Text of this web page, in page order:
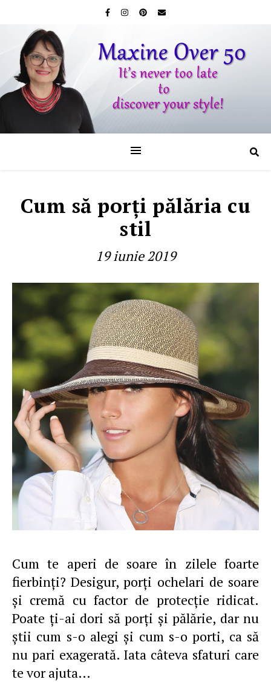
Cum să porți pălăria cu
stil
19 iunie 2019
Cum te aperi de soare în zilele foarte
fierbinți? Desigur, porți ochelari de soare
și cremă cu factor de protecție ridicat.
Poate ți-ai dori să porți și pălărie, dar nu
știi cum s-o alegi și cum s-o porti, ca să
nu pari exagerată. Iata câteva sfaturi care
te vor ajuta…